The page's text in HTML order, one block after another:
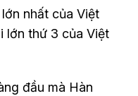
nhất của Việt
lớn thứ 3 của Việt
đầu mà Hàn